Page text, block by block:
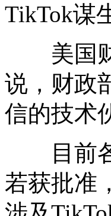
TikTok谋
美国财
说，财政
信的技术
目前各
若获批准